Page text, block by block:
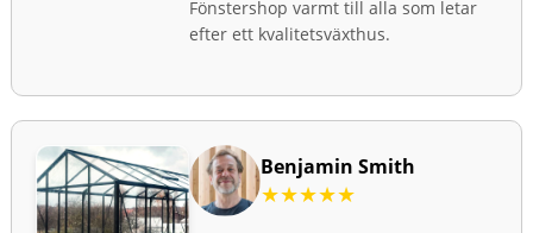
Fönstershop varmt till alla som letar
efter ett kvalitetsväxthus.
Benjamin Smith
★★★★★